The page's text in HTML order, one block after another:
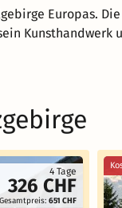
Europas.
4 Tage
326 CHF
Gesamtpreis: 651 CHF